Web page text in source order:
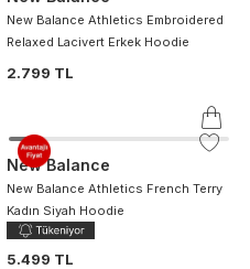
New Balance Athletics Embroidered
Relaxed Lacivert Erkek Hoodie
2.799 TL
New Balance
New Balance Athletics French Terry
Kadın Siyah Hoodie
5.499 TL